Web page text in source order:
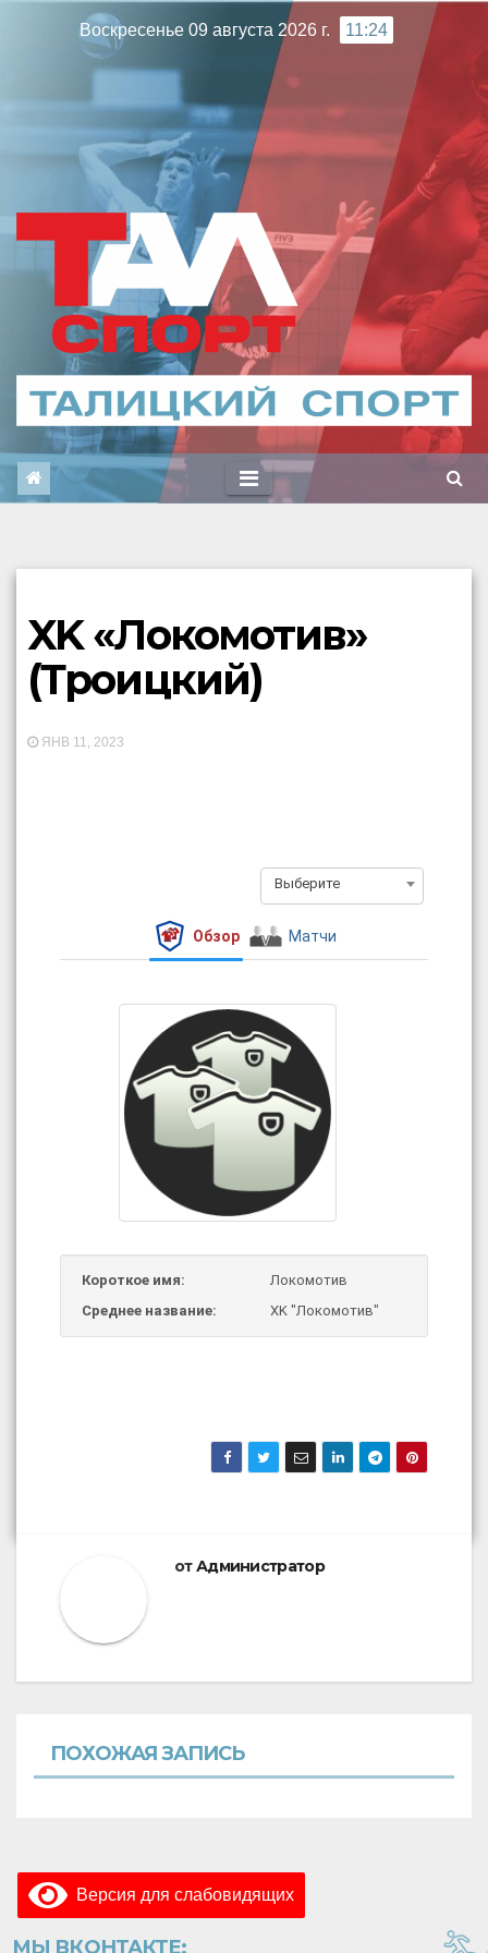
Воскресенье 09 августа 2026 г. 11:24
XK «Локомотив»
(Троицкий)
ЯНВ 11, 2023
Выберите
Обзор Матчи
Короткое имя:
Локомотив
Среднее название:
XK "Локомотив"
отАдминистратор
ПОХОЖАЯ ЗАПИСЬ
Версия для слабовидящих
МЫ ВКОНТАКТЕ: